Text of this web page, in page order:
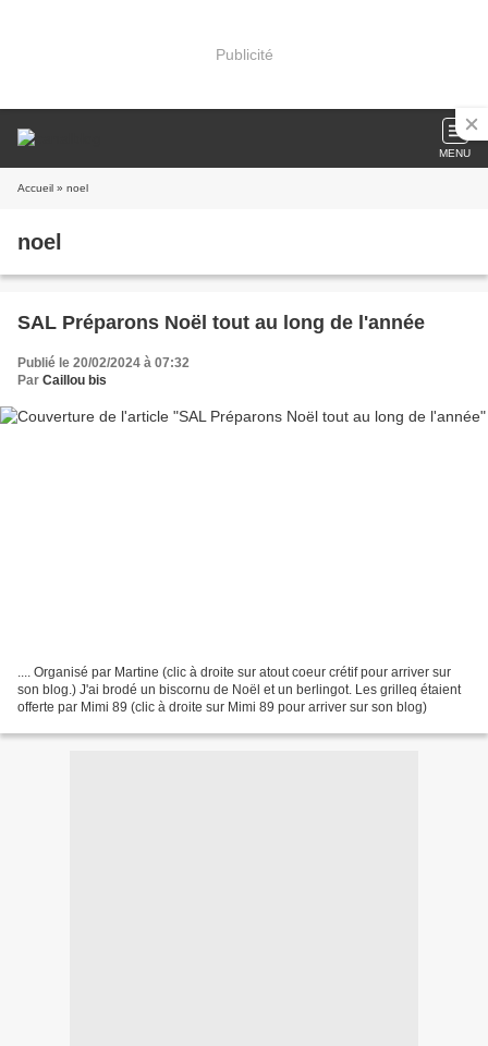
Publicité
MENU
Accueil » noel
noel
SAL Préparons Noël tout au long de l'année
Publié le 20/02/2024 à 07:32
Par Caillou bis
.... Organisé par Martine (clic à droite sur atout coeur crétif pour arriver sur
son blog.) J'ai brodé un biscornu de Noël et un berlingot. Les grilleq étaient
offerte par Mimi 89 (clic à droite sur Mimi 89 pour arriver sur son blog)